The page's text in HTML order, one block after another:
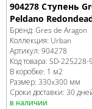
904278 Ступень
Peldano
Бренд: Gres de Aragon
Коллекция: Urban
Артикул: 904278
Код товара: SD-225228-
В коробке: 1 м2
Размер: 330x300 мм
Сроки доставки: 30
в наличии